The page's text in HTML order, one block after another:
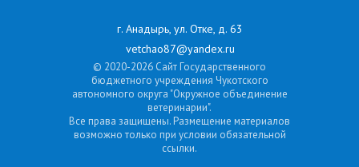
г. Анадырь, ул. Отке, д. 63
vetchao87@yandex.ru
© 2020-2026 Сайт Государственного
бюджетного учреждения Чукотского
автономного округа "Окружное объединение
ветеринарии".
Все права защищены. Размещение материалов
возможно только при условии обязательной
ссылки.